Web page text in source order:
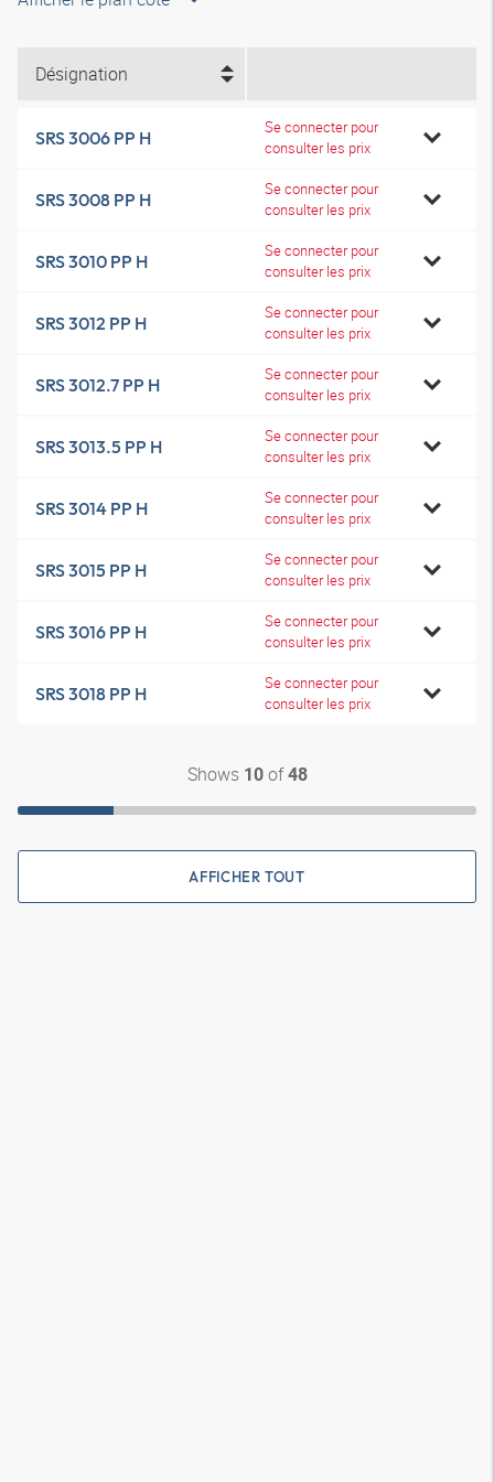
Désignation
SRS 3006 PP H
Se connecter pour
consulter les prix
SRS 3008 PP H
Se connecter pour
consulter les prix
SRS 3010 PP H
Se connecter pour
consulter les prix
SRS 3012 PP H
Se connecter pour
consulter les prix
SRS 3012.7 PP H
Se connecter pour
consulter les prix
SRS 3013.5 PP H
Se connecter pour
consulter les prix
SRS 3014 PP H
Se connecter pour
consulter les prix
SRS 3015 PP H
Se connecter pour
consulter les prix
SRS 3016 PP H
Se connecter pour
consulter les prix
SRS 3018 PP H
Se connecter pour
consulter les prix
Shows 10of48
AFFICHER TOUT